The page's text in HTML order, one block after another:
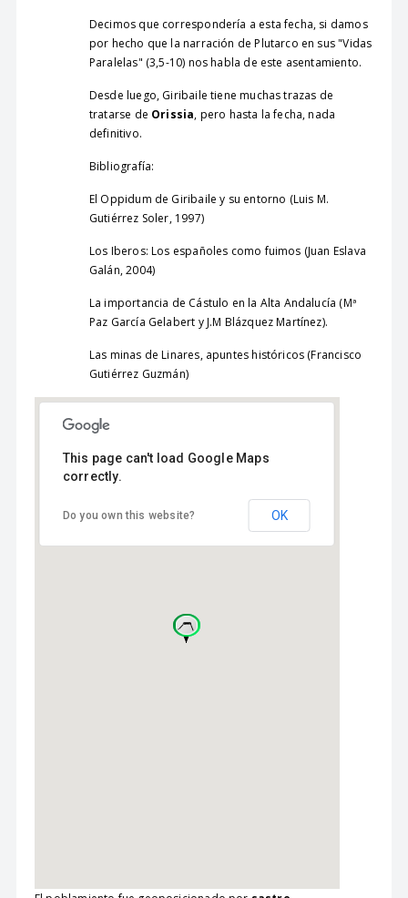
Decimos que correspondería a esta fecha, si damos
por hecho que la narración de Plutarco en sus "Vidas
Paralelas" (3,5-10) nos habla de este asentamiento.
Desde luego, Giribaile tiene muchas trazas de
tratarse de Orissia, pero hasta la fecha, nada
definitivo.
Bibliografía:
El Oppidum de Giribaile y su entorno (Luis M.
Gutiérrez Soler, 1997)
Los Iberos: Los españoles como fuimos (Juan Eslava
Galán, 2004)
La importancia de Cástulo en la Alta Andalucía (Mª
Paz García Gelabert y J.M Blázquez Martínez).
Las minas de Linares, apuntes históricos (Francisco
Gutiérrez Guzmán)
This page can't load Google Maps
correctly.
Do you own this website? OK